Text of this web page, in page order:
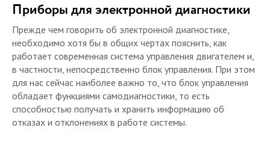
Приборы для электронной диагностики
Прежде чем говорить об электронной диагностике,
необходимо хотя бы в общих чертах пояснить, как
работает современная система управления двигателем и,
в частности, непосредственно блок управления. При этом
для нас сейчас наиболее важно то, что блок управления
обладает функциями самодиагностики, то есть
способностью получать и хранить информацию об
отказах и отклонениях в работе системы.